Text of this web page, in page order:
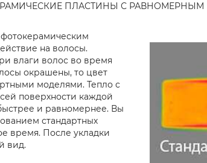
ПЛАСТИНЫ С РАВНОМЕРНЫМ
на волосы.
влаги волос во время
окрашены, то цвет
моделями. Тепло с
поверхности каждой
и равномернее. Вы
стандартных
время. После укладки
вид.